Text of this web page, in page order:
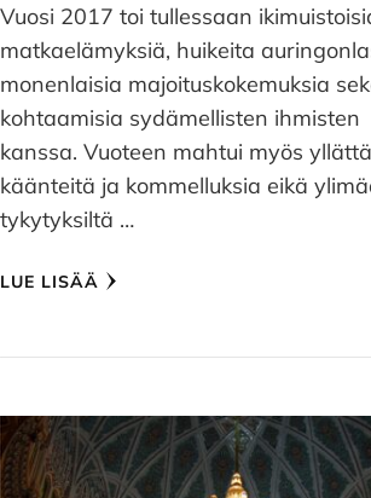
Vuosi 2017 toi tullessaan
matkaelämyksiä, huikeita
monenlaisia majoituskokemuksia
kohtaamisia sydämellisten ihmisten
kanssa. Vuoteen mahtui myös
käänteitä ja kommelluksia eikä
tykytyksiltä …
LUE LISÄÄ